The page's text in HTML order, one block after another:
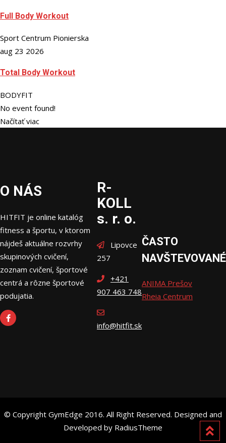
Full Body Workout
Sport Centrum Pionierska
aug 23 2026
Total Body Workout
BODYFIT
No event found!
Načítať viac
O NÁS
HITFIT je online katalóg
fitness a športu, v ktorom
nájdeš aktuálne rozvrhy
skupinových cvičení,
zoznam cvičení, športové
centrá a rôzne športové
podujatia.
R-
KOLL
s. r. o.
Lipovce
257
+421
907 463 748
info@hitfit.sk
ČASTO
NAVŠTEVOVANÉ
ANIMA Prešov
Rheia Centrum
© Copyright GymEdge 2016. All Right Reserved. Designed and
Developed by RadiusTheme